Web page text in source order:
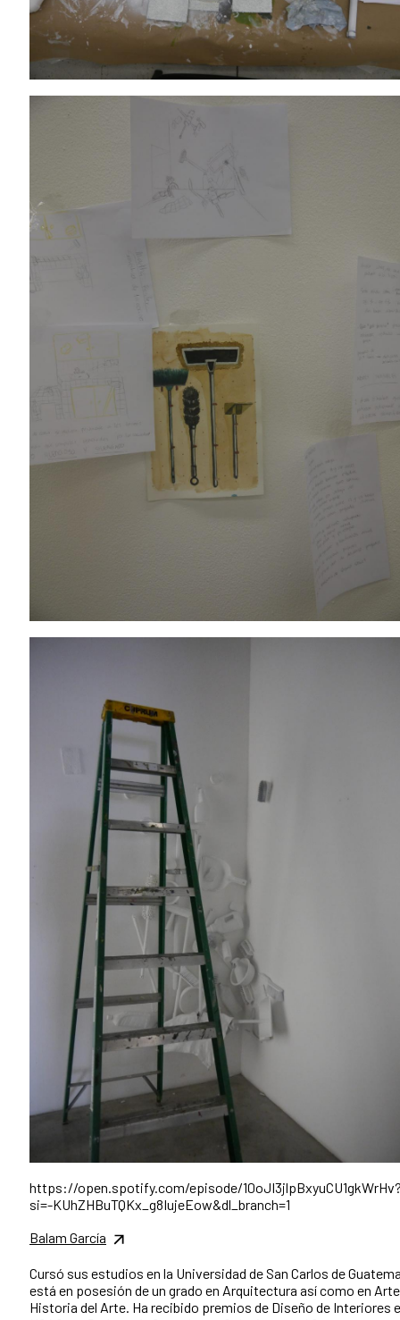
https://open.spotify.com/episode/
si=-KUhZHBuTQKx_g8IujeEow&dl_branch=1
Balam García
Cursó sus estudios en la Universidad de San Carlos de
está en posesión de un grado en Arquitectura así como en
Historia del Arte. Ha recibido premios de Diseño de Interiores